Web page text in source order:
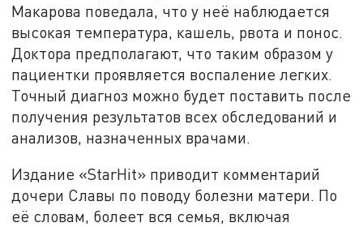
Макарова поведала, что у неё наблюдается
высокая температура, кашель, рвота и понос.
Доктора предполагают, что таким образом у
пациентки проявляется воспаление легких.
Точный диагноз можно будет поставить после
получения результатов всех обследований и
анализов, назначенных врачами.
Издание «StarHit» приводит комментарий
дочери Славы по поводу болезни матери. По
её словам, болеет вся семья, включая